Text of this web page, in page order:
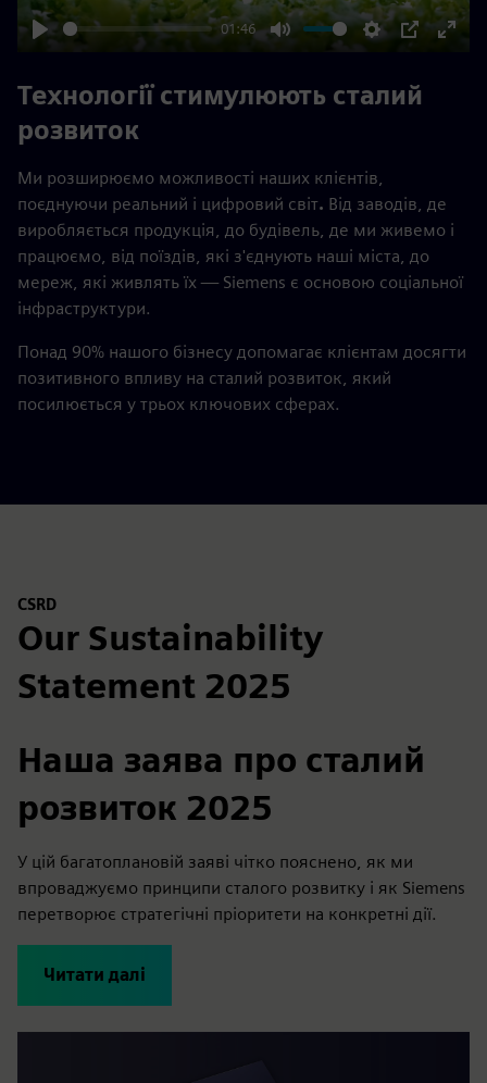
01:46
Технології стимулюють сталий
розвиток
Ми розширюємо можливості наших клієнтів,
поєднуючи реальний і цифровий світ. Від заводів, де
виробляється продукція, до будівель, де ми живемо і
працюємо, від поїздів, які з'єднують наші міста, до
мереж, які живлять їх — Siemens є основою соціальної
інфраструктури.
Понад 90% нашого бізнесу допомагає клієнтам досягти
позитивного впливу на сталий розвиток, який
посилюється у трьох ключових сферах.
CSRD
Our Sustainability
Statement 2025
Наша заява про сталий
розвиток 2025
У цій багатоплановій заяві чітко пояснено, як ми
впроваджуємо принципи сталого розвитку і як Siemens
перетворює стратегічні пріоритети на конкретні дії.
Читати далі